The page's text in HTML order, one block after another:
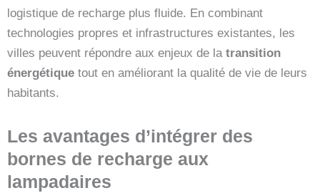
logistique de recharge plus fluide. En combinant
technologies propres et infrastructures existantes, les
villes peuvent répondre aux enjeux de la transition
énergétique tout en améliorant la qualité de vie de leurs
habitants.
Les avantages d’intégrer des
bornes de recharge aux
lampadaires